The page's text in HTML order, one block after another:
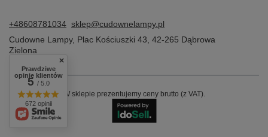
+48608781034 sklep@cudownelampy.pl
Cudowne Lampy, Plac Kościuszki 43 42-265 Dąbrowa
Zielona
W sklepie prezentujemy ceny brutto (z VAT).
Prawdziwe
opinie klientów
5/ 5.0
672 opinii